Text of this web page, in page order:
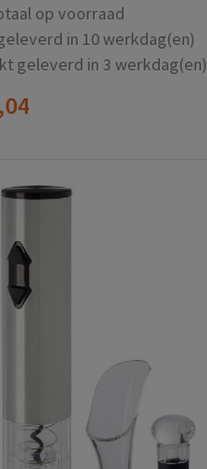
op voorraad
in 10 werkdag(en)
geleverd in 3 werkdag(en)